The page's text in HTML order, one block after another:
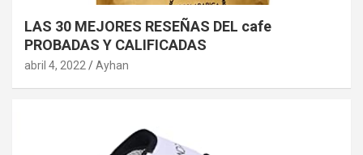
LAS 30 MEJORES RESEÑAS DEL cafe
PROBADAS Y CALIFICADAS
abril 4, 2022 Ayhan